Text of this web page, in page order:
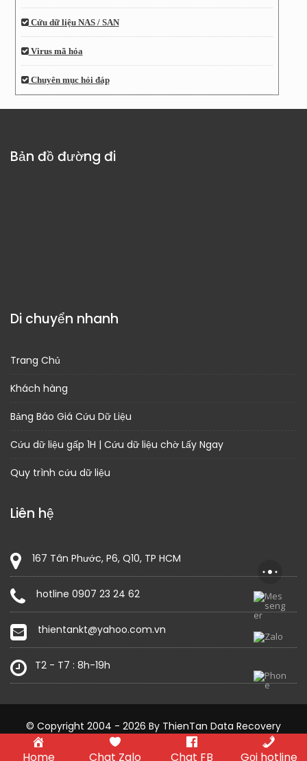
Cứu dữ liệu NAS / SAN
Virus mã hóa
Chuyên mục hỏi đáp
Bản đồ đường đi
Di chuyển nhanh
Trang Chủ
Khách hàng
Bảng Báo Giá Cứu Dữ Liệu
Cứu dữ liệu gấp 1H | Cứu dữ liệu chờ Lấy Ngay
Quy trình cứu dữ liệu
Liên hệ
167 Tân Phước, P6, Q10, TP HCM
hotline 0907 23 24 62
thientankt@yahoo.com.vn
T2 - T7 : 8h-19h
© Copyright 2004 - 2026 By ThienTan Data Recovery
Construction Field by
Acme Themes
Home Chat Zalo Chat FB Gọi hotline